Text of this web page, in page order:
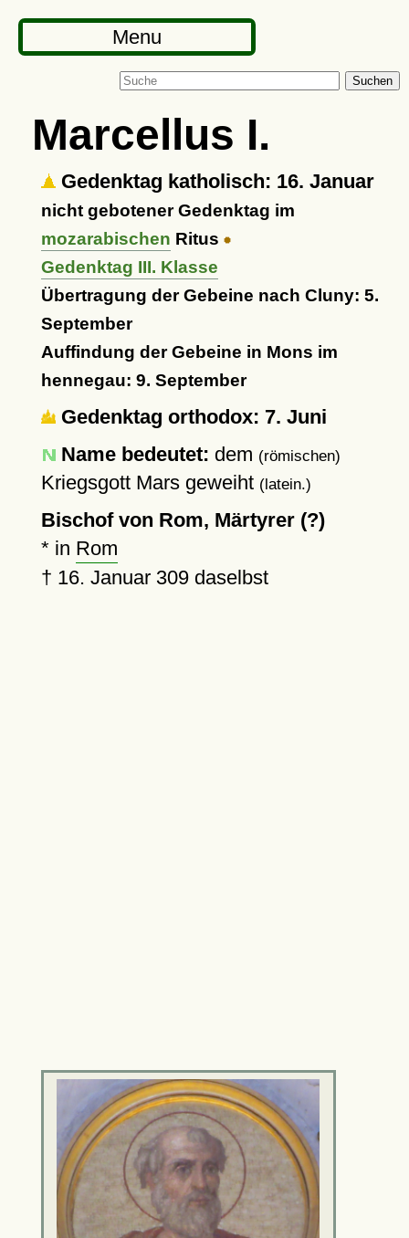
Menu
Suchen
Marcellus I.
Gedenktag katholisch: 16. Januar
nicht gebotener Gedenktag im
mozarabischen Ritus
Gedenktag III. Klasse
Übertragung der Gebeine nach Cluny: 5.
September
Auffindung der Gebeine in Mons im
hennegau: 9. September
Gedenktag orthodox: 7. Juni
Name bedeutet: dem (römischen)
Kriegsgott Mars geweiht (latein.)
Bischof von Rom, Märtyrer (?)
* in Rom
† 16. Januar 309daselbst